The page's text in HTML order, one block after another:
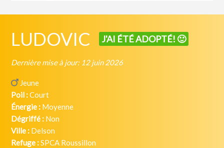
LUDOVIC J'AI ÉTÉ ADOPTÉ! 🙂
Dernière mise à jour: 12 juin 2026
Jeune
Poil :Court
Énergie : Moyenne
Dégriffé : Non
Ville : Delson
Refuge :SPCA Roussillon